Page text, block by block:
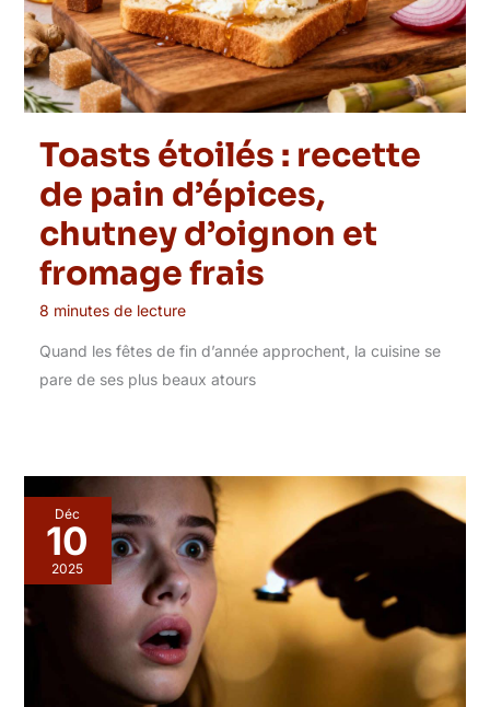
Toasts étoilés : recette
de pain d’épices,
chutney d’oignon et
fromage frais
8 minutes de lecture
Quand les fêtes de fin d’année approchent, la cuisine se
pare de ses plus beaux atours
Déc
10
2025